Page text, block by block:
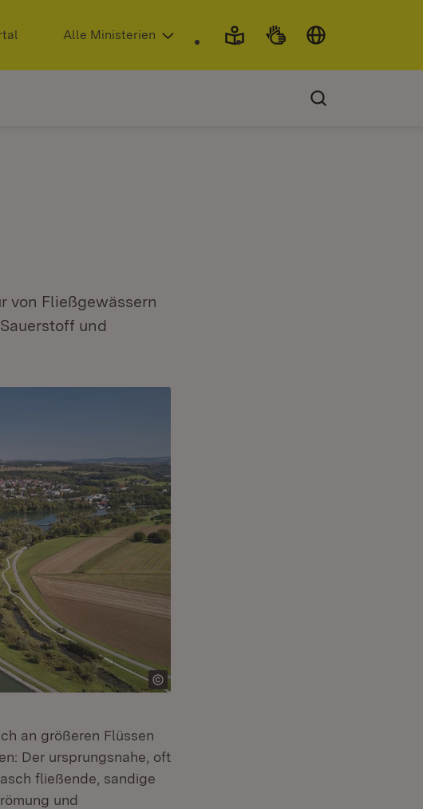
(Öffnet in neuem Fenster)
Alle Ministerien
von Fließgewässern
und
an größeren Flüssen
Der ursprungsnahe, oft
fließende, sandige
und